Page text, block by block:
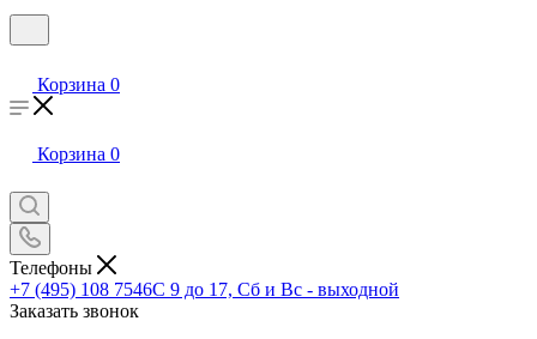
Корзина 0
Корзина 0
Телефоны
+7 (495) 108 7546С 9 до 17, Сб и Вс - выходной
Заказать звонок